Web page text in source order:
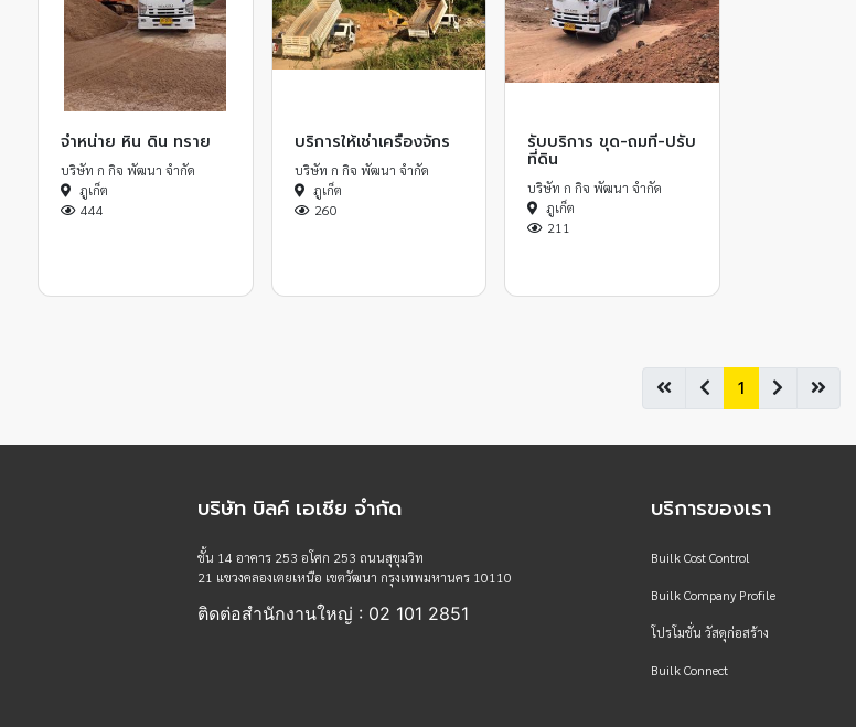
จำหน่าย หิน ดิน ทราย
บริษัท ก กิจ พัฒนา จำกัด
ภูเก็ต
444
บริการให้เช่าเครื่องจักร
บริษัท ก กิจ พัฒนา จำกัด
ภูเก็ต
260
รับบริการ ขุด-ถมที่-ปรับ
ที่ดิน
บริษัท ก กิจ พัฒนา จำกัด
ภูเก็ต
211
1
บริษัท บิลค์ เอเชีย จำกัด
ชั้น 14 อาคาร 253 อโศก 253 ถนนสุขุมวิท
21 แขวงคลองเตยเหนือ เขตวัฒนา กรุงเทพมหานคร 10110
ติดต่อสำนักงานใหญ่ : 02 101 2851
บริการของเรา
Builk Cost Control
Builk Company Profile
โปรโมชั่น วัสดุก่อสร้าง
Builk Connect